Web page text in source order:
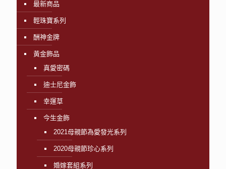
最新商品
輕珠寶系列
酬神金牌
黃金飾品
真愛密碼
迪士尼金飾
幸運草
今生金飾
2021母親節為愛發光系列
2020母親節珍心系列
婚嫁套組系列